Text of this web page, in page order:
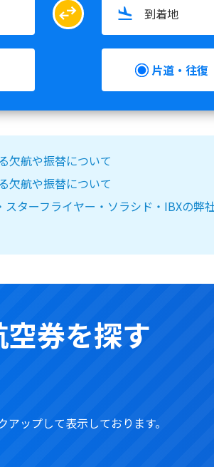
swap_horiz
片道・往復
欠航や振替について
欠航や振替について
スターフライヤー・ソラシド・IBXの弊
券を探す
ップして表示しております。